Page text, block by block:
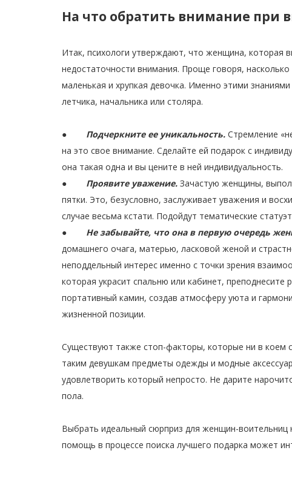
На что обратить внимание при
Итак, психологи утверждают, что женщина, которая
недостаточности внимания. Проще говоря,
маленькая и хрупкая девочка. Именно этими
летчика, начальника или столяра.
● Подчеркните ее уникальность. Стремление
на это свое внимание. Сделайте ей подарок с
она такая одна и вы цените в ней индивидуальность.
●
Проявите уважение. Зачастую женщины,
пятки. Это, безусловно, заслуживает уважения и
случае весьма кстати. Подойдут тематические
● Не забывайте, что она в первую очередь
домашнего очага, матерью, ласковой женой и
неподдельный интерес именно с точки зрения
которая украсит спальню или кабинет,
портативный камин, создав атмосферу уюта и
жизненной позиции.
Существуют также стоп-факторы, которые ни в коем
таким девушкам предметы одежды и модные
удовлетворить который непросто. Не дарите
пола.
Выбрать идеальный сюрприз для женщин-воительниц
помощь в процессе поиска лучшего подарка